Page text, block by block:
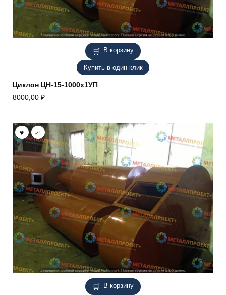
В корзину
Купить в один клик
Циклон ЦН-15-1000х1УП
8000,00 ₽
В корзину